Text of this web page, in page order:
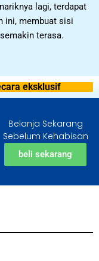
lagi, terdapat
ini, membuat sisi
terasa.
eksklusif
Belanja Sekarang
Sebelum Kehabisan
beli sekarang